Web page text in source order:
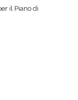
il Piano di